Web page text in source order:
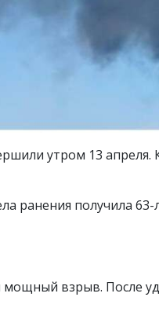
утром 13 апреля.
ранения получила
взрыв. После